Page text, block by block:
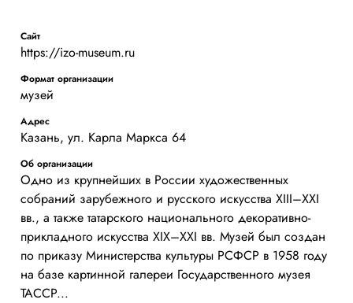
Сайт
https://izo-museum.ru
Формат организации
музей
Адрес
Казань, ул. Карла Маркса 64
Об организации
Одно из крупнейших в России художественных
собраний зарубежного и русского искусства XIII–XXI
вв., а также татарского национального декоративно-
прикладного искусства XIX–XXI вв. Музей был создан
по приказу Министерства культуры РСФСР в 1958 году
на базе картинной галереи Государственного музея
ТАССР...